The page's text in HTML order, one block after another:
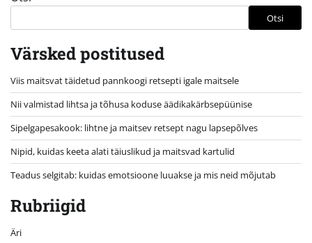
Otsi
Värsked postitused
Viis maitsvat täidetud pannkoogi retsepti igale maitsele
Nii valmistad lihtsa ja tõhusa koduse äädikakärbsepüünise
Sipelgapesakook: lihtne ja maitsev retsept nagu lapsepõlves
Nipid, kuidas keeta alati täiuslikud ja maitsvad kartulid
Teadus selgitab: kuidas emotsioone luuakse ja mis neid mõjutab
Rubriigid
Äri